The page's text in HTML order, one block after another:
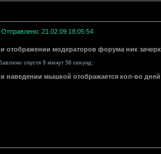
Отправлено: 21.02.09 18:05:54
отображении модераторов форума ник
спустя 9 минут 58 секунд:
наведении мышкой отображается кол-во